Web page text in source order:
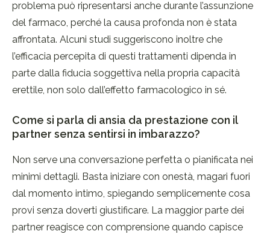
problema può ripresentarsi anche durante l’assunzione
del farmaco, perché la causa profonda non è stata
affrontata. Alcuni studi suggeriscono inoltre che
l’efficacia percepita di questi trattamenti dipenda in
parte dalla fiducia soggettiva nella propria capacità
erettile, non solo dall’effetto farmacologico in sé.
Come si parla di ansia da prestazione con il
partner senza sentirsi in imbarazzo?
Non serve una conversazione perfetta o pianificata nei
minimi dettagli. Basta iniziare con onestà, magari fuori
dal momento intimo, spiegando semplicemente cosa
provi senza doverti giustificare. La maggior parte dei
partner reagisce con comprensione quando capisce